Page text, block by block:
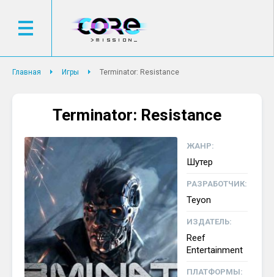
Главная Игры Terminator: Resistance
Terminator: Resistance
ЖАНР:
Шутер
РАЗРАБОТЧИК:
Teyon
ИЗДАТЕЛЬ:
Reef
Entertainment
ПЛАТФОРМЫ: